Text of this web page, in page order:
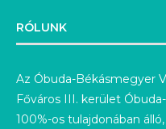
RÓLUNK
Az Óbuda-Békásmegyer
Főváros III. kerület
100%-os tulajdonában